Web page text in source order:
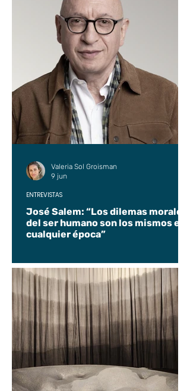
José Salem: “Los dilemas morales
del ser humano son los mismos en
cualquier época”
ENTREVISTAS
Valeria Sol Groisman
9 jun